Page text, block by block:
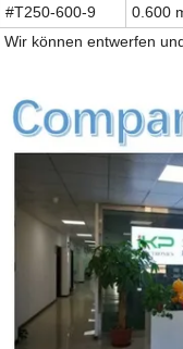
#T250-600-9
0.600
Wir können entwerfen